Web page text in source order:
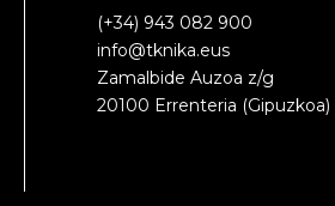
(+34) 943 082 900
info@tknika.eus
Zamalbide Auzoa z/g
20100 Errenteria (Gipuzkoa)